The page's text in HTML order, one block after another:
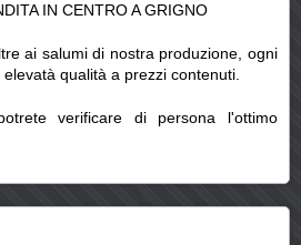
IN CENTRO A GRIGNO
ai salumi di nostra produzione, ogni
qualità a prezzi contenuti.
verificare di persona l'ottimo